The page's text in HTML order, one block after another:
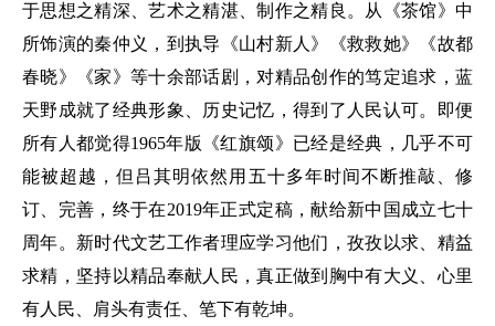
于思想之精深、艺术之精湛、制作之精良。从《茶馆》中
所饰演的秦仲义，到执导《山村新人》《救救她》《故都
春晓》《家》等十余部话剧，对精品创作的笃定追求，蓝
天野成就了经典形象、历史记忆，得到了人民认可。即便
所有人都觉得1965年版《红旗颂》已经是经典，几乎不可
能被超越，但吕其明依然用五十多年时间不断推敲、修
订、完善，终于在2019年正式定稿，献给新中国成立七十
周年。新时代文艺工作者理应学习他们，孜孜以求、精益
求精，坚持以精品奉献人民，真正做到胸中有大义、心里
有人民、肩头有责任、笔下有乾坤。